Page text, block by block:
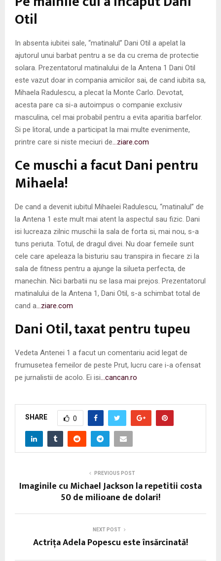
N
U
Otil
In absenta iubitei sale, “matinalul” Dani Otil a apelat la
ajutorul unui barbat pentru a se da cu crema de protectie
solara. Prezentatorul matinalului de la Antena 1 Dani Otil
este vazut doar in compania amicilor sai, de cand iubita sa,
Mihaela Radulescu, a plecat la Monte Carlo. Devotat,
acesta pare ca si-a autoimpus o companie exclusiv
masculina, cel mai probabil pentru a evita aparitia barfelor.
Si pe litoral, unde a participat la mai multe evenimente,
printre care si niste meciuri de …ziare.com
Ce muschi a facut Dani pentru
Mihaela!
De cand a devenit iubitul Mihaelei Radulescu, “matinalul” de
la Antena 1 este mult mai atent la aspectul sau fizic. Dani
isi lucreaza zilnic muschii la sala de forta si, mai nou, s-a
tuns periuta. Totul, de dragul divei. Nu doar femeile sunt
cele care apeleaza la bisturiu sau transpira in fiecare zi la
sala de fitness pentru a ajunge la silueta perfecta, de
manechin. Nici barbatii nu se lasa mai prejos. Prezentatorul
matinalului de la Antena 1, Dani Otil, s-a schimbat total de
cand a …ziare.com
Dani Otil, taxat pentru tupeu
Vedeta Antenei 1 a facut un comentariu acid legat de
frumusetea femeilor de peste Prut, lucru care i-a ofensat
pe jurnalistii de acolo. Ei isi …cancan.ro
SHARE 0
PREVIOUS POST
Imaginile cu Michael Jackson la repetitii costa
50 de milioane de dolari!
NEXT POST
Actriţa Adela Popescu este însărcinată!